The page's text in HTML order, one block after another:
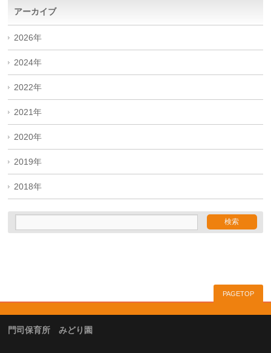
アーカイブ
2026年
2024年
2022年
2021年
2020年
2019年
2018年
PAGETOP
門司保育所 みどり園